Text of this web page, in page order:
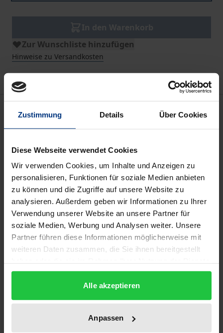
Zustimmung Details Über Cookies
Diese Webseite verwendet Cookies
Wir verwenden Cookies, um Inhalte und Anzeigen zu
personalisieren, Funktionen für soziale Medien anbieten
zu können und die Zugriffe auf unsere Website zu
analysieren. Außerdem geben wir Informationen zu Ihrer
Verwendung unserer Website an unsere Partner für
soziale Medien, Werbung und Analysen weiter. Unsere
Partner führen diese Informationen möglicherweise mit
weiteren Daten zusammen, die Sie ihnen bereitgestellt
gesammelt haben.
Alle akzeptieren
Anpassen
Zur Wunschliste hinzufügen
Hinweise zu Versandkosten
europäischen Integrationsprozesses in den
Mittelpunkt gerückte Diskussion über die Schaffung
einer Wirtschafts- und Währungsunion durch eine
juristische Analyse der Entscheidungsverfahren und
damit verbundener Problemfragen versachlicht
werden.
Der Autor beschreibt die im EGV vorgesehenen
Verfahren für den Übergang in die Endstufe. Dabei
Stabilitätsgehalt heraus. Ziel ist es, die durch das
Konzept einer Wirtschafts- und Währungsunion als
Stabilitätsgemeinschaft gezogenen Grenzen für die